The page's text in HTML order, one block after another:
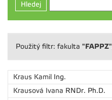
Hledej
Použitý filtr: fakulta "FAPPZ"
Kraus Kamil Ing.
Krausová Ivana RNDr. Ph.D.